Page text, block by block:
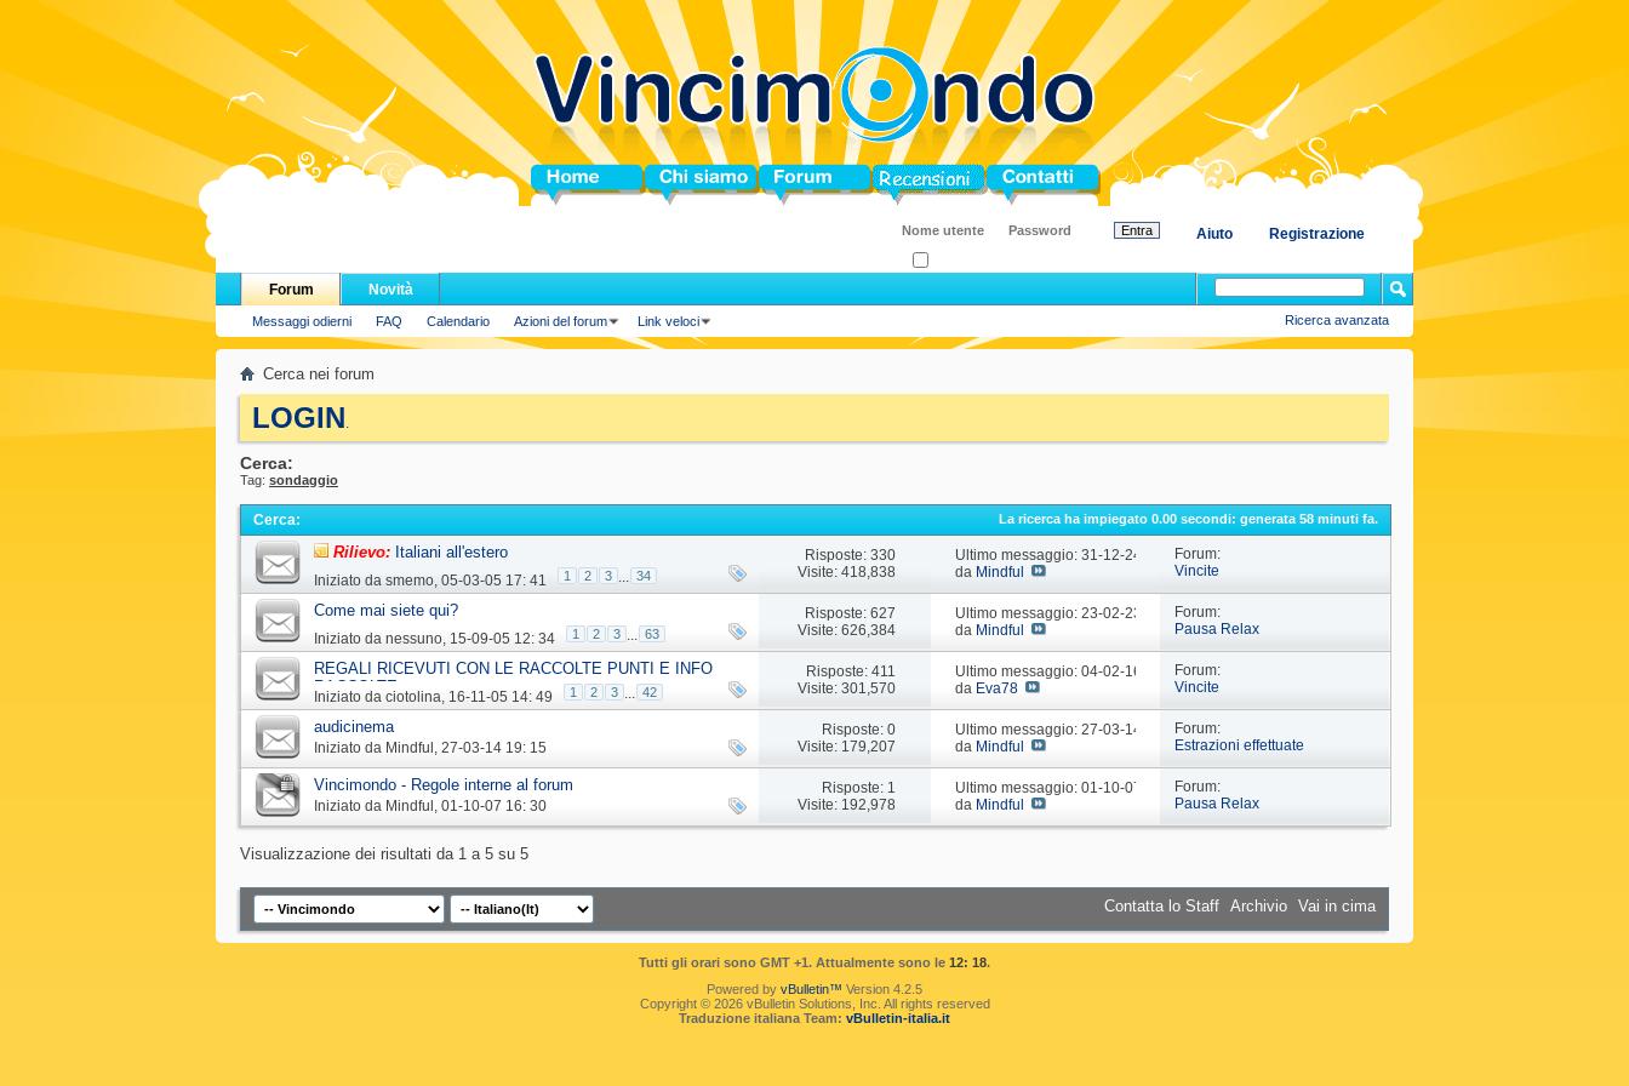
Home Chi siamo Forum Blog Contatti
Registrazione
Aiuto
Forum
Messaggi odierni FAQ Calendario Azioni del forum Link veloci
Novità
Ricerca avanzata
Cerca nei forum
LOGIN.
Cerca:
Tag: sondaggio
Cerca: La ricerca ha impiegato 0.00 secondi: generata 58 minuti fa.
Rilievo: Italiani all'estero
Iniziato da smemo‎, 05-03-05 17: 41 1 2 3 ... 34
Risposte: 330
Visite: 418,838
Ultimo messaggio: 31-12-24
09: 44
da Mindful
Forum:
Vincite
Come mai siete qui?
Iniziato da nessuno‎, 15-09-05 12: 34 1 2 3 ... 63
Risposte: 627
Visite: 626,384
Ultimo messaggio: 23-02-23
10: 29
da Mindful
Forum:
Pausa Relax
REGALI RICEVUTI CON LE RACCOLTE PUNTI E INFO
RACCOLTE
Iniziato da ciotolina‎, 16-11-05 14: 49 1 2 3 ... 42
Risposte: 411
Visite: 301,570
Ultimo messaggio: 04-02-16
18: 37
da Eva78
Forum:
Vincite
audicinema
Iniziato da Mindful ‎, 27-03-14 19: 15
Risposte: 0
Visite: 179,207
Ultimo messaggio: 27-03-14
19: 15
da Mindful
Forum:
Estrazioni effettuate
Vincimondo - Regole interne al forum
Iniziato da Mindful ‎, 01-10-07 16: 30
Risposte: 1
Visite: 192,978
Ultimo messaggio: 01-10-07
16: 45
da Mindful
Forum:
Pausa Relax
Visualizzazione dei risultati da 1 a 5 su 5
Contatta lo Staff Archivio Vai in cima
Tutti gli orari sono GMT +1. Attualmente sono le 12: 18.
Powered by vBulletin™ Version 4.2.5
Copyright © 2026 vBulletin Solutions, Inc. All rights reserved
Traduzione italiana Team: vBulletin-italia.it